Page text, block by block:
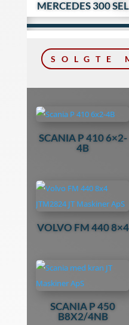
MERCEDES 300 SEL
SOLGTE
SCANIA P 410 6×2-
4B
VOLVO FM 440 8×4
SCANIA P 450
B8X2/4NB